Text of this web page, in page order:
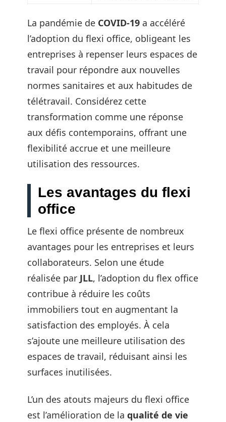
La pandémie de COVID-19 a accéléré
l’adoption du flexi office, obligeant les
entreprises à repenser leurs espaces de
travail pour répondre aux nouvelles
normes sanitaires et aux habitudes de
télétravail. Considérez cette
transformation comme une réponse
aux défis contemporains, offrant une
flexibilité accrue et une meilleure
utilisation des ressources.
Les avantages du flexi
office
Le flexi office présente de nombreux
avantages pour les entreprises et leurs
collaborateurs. Selon une étude
réalisée par JLL, l’adoption du flex office
contribue à réduire les coûts
immobiliers tout en augmentant la
satisfaction des employés. À cela
s’ajoute une meilleure utilisation des
espaces de travail, réduisant ainsi les
surfaces inutilisées.
L’un des atouts majeurs du flexi office
est l’amélioration de la qualité de vie